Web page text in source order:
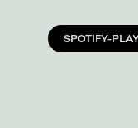
SPOTIFY-